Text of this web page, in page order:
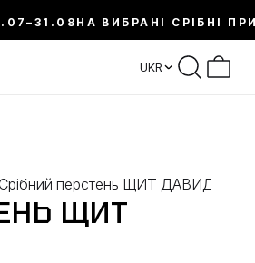
НА ВИБРАНІ СРІБНІ
UKR
Срібний перстень ЩИТ ДАВИДА
ЩИТ